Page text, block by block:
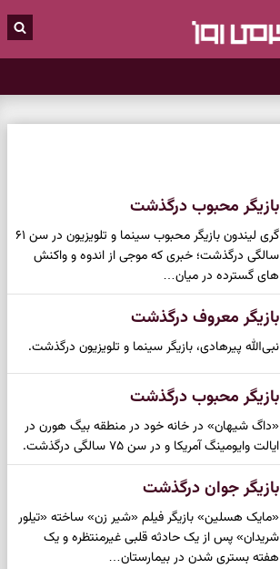
بازیگر محبوب درگذشت
گری لیندون بازیگر محبوب سینما و تلویزیون در سن ۶۱
سالگی درگذشت؛ خبری که موجی از اندوه و واکنش
های گسترده در میان…
بازیگر معروف درگذشت
نبی‌الله پیرهادی، بازیگر سینما و تلویزیون درگذشت.
بازیگر محبوب درگذشت
«داگ شیهان» در خانه‌ خود در منطقه بیگ هورن در
ایالت وایومینگ آمریکا و در سن ۷۵ سالگی درگذشت.
بازیگر جوان درگذشت
«مایک هسلین» بازیگر فیلم «شیر زن» ساخته «تیلور
شریدان» پس از یک حادثه قلبی غیرمنتظره و یک
هفته بستری شدن در بیمارستان…